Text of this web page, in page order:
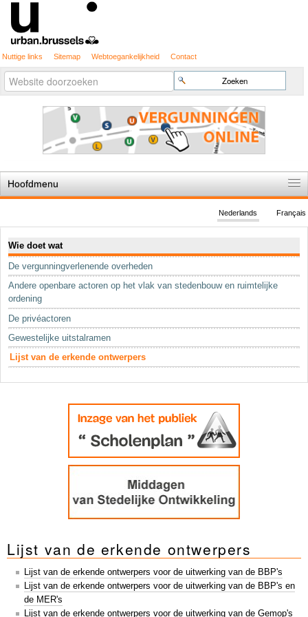
Nuttige links Sitemap Webtoegankelijkheid Contact
Zoek
Geavanceerd
zoeken...
Hoofdmenu
De spelregels
Stedenbouwkundige vergunning
Cartografie
Studies en publicaties
Sleutelwoorden
Stedenbouwkundige inlichtingen
Français
Nederlands
Wie doet wat
De vergunningverlenende overheden
Andere openbare actoren op het vlak van stedenbouw en ruimtelijke
ordening
De privéactoren
Gewestelijke uitstalramen
Lijst van de erkende ontwerpers
Lijst van de erkende ontwerpers
Lijst van de erkende ontwerpers voor de uitwerking van de BBP's
Lijst van de erkende ontwerpers voor de uitwerking van de BBP's en
de MER's
Lijst van de erkende ontwerpers voor de uitwerking van de Gemop's